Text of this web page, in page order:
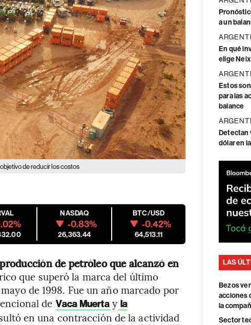
de reducir los costos
NASDAQ
-0.83%
26,363.44
BTC/USD
-0.42%
64,513.11
de petróleo que alcanzó en
que superó la marca del último
de 1998. Fue un año marcado por
de Vaca Muerta y la
en una contracción de la actividad
a un
En qué
elige
Estos
para las
balance
Detectan
dólar en
LAS
Bezos
acciones
la
Sector